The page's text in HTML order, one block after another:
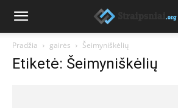
Pradžia gairės Šeimyniškėlių
Etiketė: Šeimyniškėlių